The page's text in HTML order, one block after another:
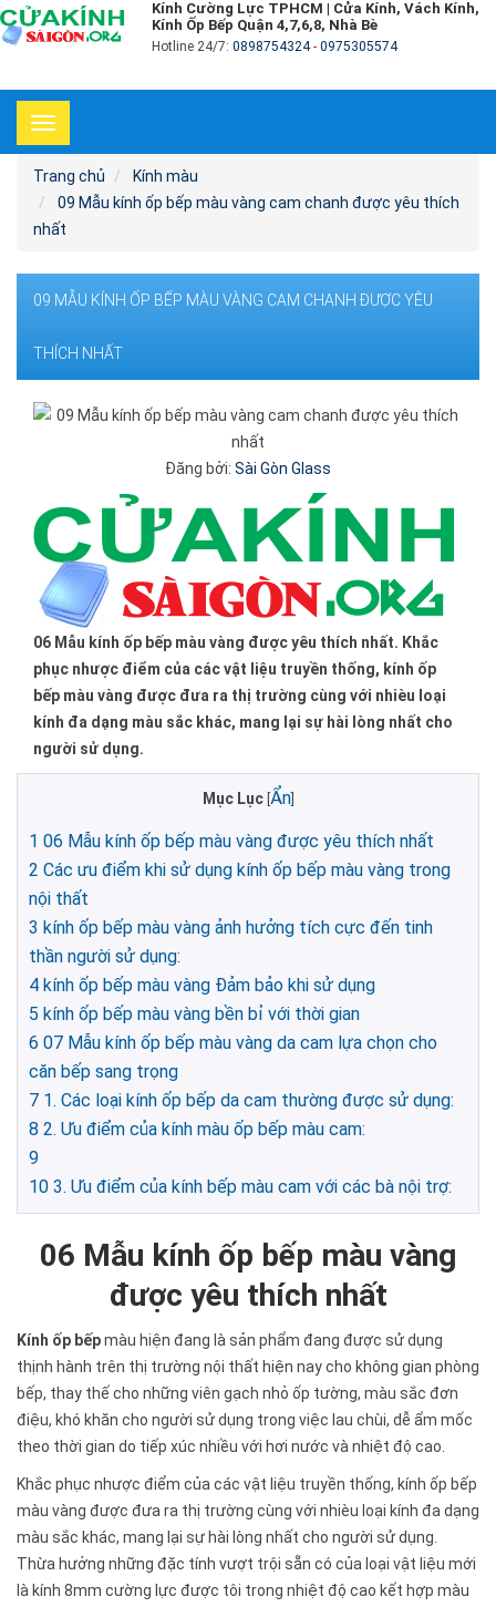
Kính Cường Lực TPHCM | Cửa Kính, Vách Kính,
Kính Ốp Bếp Quận 4,7,6,8, Nhà Bè
Hotline 24/7: 0898754324- 0975305574
Toggle
navigation
Trang chủ
Kính màu
09 Mẫu kính ốp bếp màu vàng cam chanh được yêu thích
nhất
09 MẪU KÍNH ỐP BẾP MÀU VÀNG CAM CHANH ĐƯỢC YÊU
THÍCH NHẤT
Đăng bởi: Sài Gòn Glass
06 Mẫu kính ốp bếp màu vàng được yêu thích nhất. Khắc
phục nhược điểm của các vật liệu truyền thống, kính ốp
bếp màu vàng được đưa ra thị trường cùng với nhièu loại
kính đa dạng màu sắc khác, mang lại sự hài lòng nhất cho
người sử dụng.
Mục Lục Ẩn]
1 06 Mẫu kính ốp bếp màu vàng được yêu thích nhất
2 Các ưu điểm khi sử dụng kính ốp bếp màu vàng trong
nội thất
3 kính ốp bếp màu vàng ảnh hưởng tích cực đến tinh
thần người sử dụng:
4 kính ốp bếp màu vàng Đảm bảo khi sử dụng
5 kính ốp bếp màu vàng bền bỉ với thời gian
6 07 Mẫu kính ốp bếp màu vàng da cam lựa chọn cho
căn bếp sang trọng
7 1. Các loại kính ốp bếp da cam thường được sử dụng:
8 2. Ưu điểm của kính màu ốp bếp màu cam:
9
10 3. Ưu điểm của kính bếp màu cam với các bà nội trợ:
06 Mẫu kính ốp bếp màu vàng
được yêu thích nhất
Kính ốp bếpmàu hiện đang là sản phẩm đang được sử dụng
thịnh hành trên thị trường nội thất hiện nay cho không gian phòng
bếp, thay thế cho những viên gạch nhỏ ốp tường, màu sắc đơn
điệu, khó khăn cho người sử dụng trong việc lau chùi, dễ ẩm mốc
theo thời gian do tiếp xúc nhiều với hơi nước và nhiệt độ cao.
Khắc phục nhược điểm của các vật liệu truyền thống, kính ốp bếp
màu vàng được đưa ra thị trường cùng với nhièu loại kính đa dạng
màu sắc khác, mang lại sự hài lòng nhất cho người sử dụng.
Thừa hưởng những đặc tính vượt trội sẵn có của loại vật liệu mới
là kính 8mm cường lực được tôi trong nhiệt độ cao kết hợp màu